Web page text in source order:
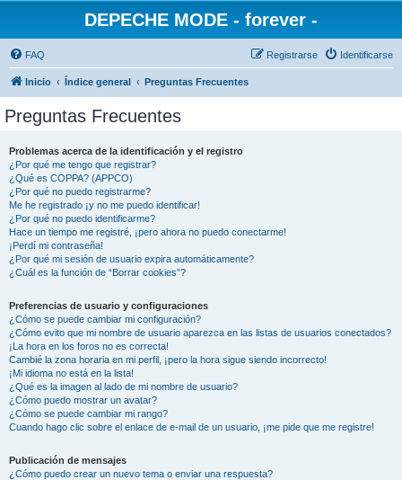
DEPECHE MODE - forever -
FAQ Identificarse
Registrarse
Inicio Índice general Preguntas Frecuentes
Preguntas Frecuentes
Problemas acerca de la identificación y el registro
¿Por qué me tengo que registrar?
¿Qué es COPPA? (APPCO)
¿Por qué no puedo registrarme?
Me he registrado ¡y no me puedo identificar!
¿Por qué no puedo identificarme?
Hace un tiempo me registré, ¡pero ahora no puedo conectarme!
¡Perdí mi contraseña!
¿Por qué mi sesión de usuario expira automáticamente?
¿Cuál es la función de “Borrar cookies”?
Preferencias de usuario y configuraciones
¿Cómo se puede cambiar mi configuración?
¿Cómo evito que mi nombre de usuario aparezca en las listas de usuarios conectados?
¡La hora en los foros no es correcta!
Cambié la zona horaria en mi perfil, ¡pero la hora sigue siendo incorrecto!
¡Mi idioma no está en la lista!
¿Qué es la imagen al lado de mi nombre de usuario?
¿Cómo puedo mostrar un avatar?
¿Cómo se puede cambiar mi rango?
Cuando hago clic sobre el enlace de e-mail de un usuario, ¡me pide que me registre!
Publicación de mensajes
¿Cómo puedo crear un nuevo tema o enviar una respuesta?